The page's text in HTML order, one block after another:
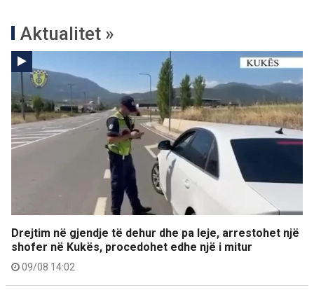
Aktualitet »
Drejtim në gjendje të dehur dhe pa leje, arrestohet një
shofer në Kukës, procedohet edhe një i mitur
09/08 14:02